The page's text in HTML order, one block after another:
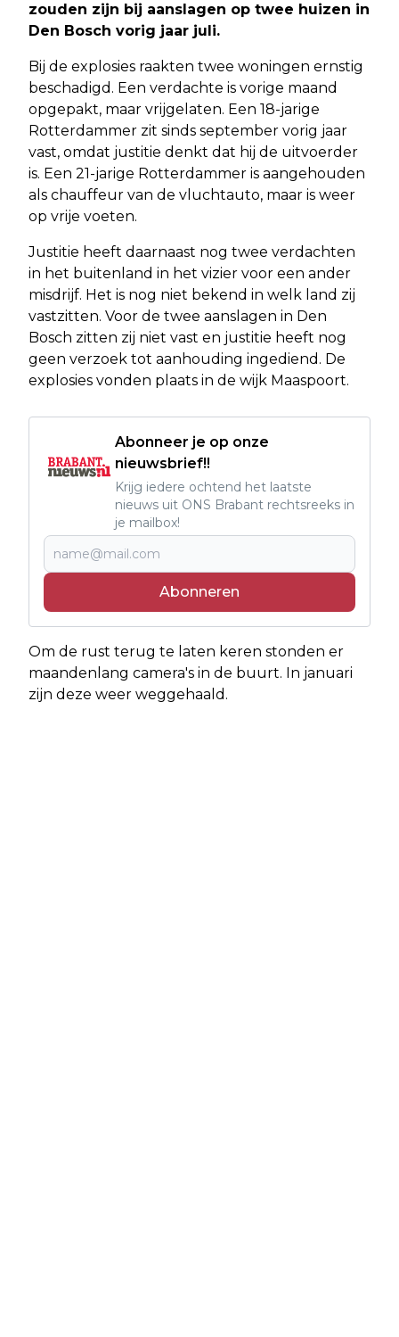
zouden zijn bij aanslagen op twee huizen in
Den Bosch vorig jaar juli.
Bij de explosies raakten twee woningen ernstig
beschadigd. Een verdachte is vorige maand
opgepakt, maar vrijgelaten. Een 18-jarige
Rotterdammer zit sinds september vorig jaar
vast, omdat justitie denkt dat hij de uitvoerder
is. Een 21-jarige Rotterdammer is aangehouden
als chauffeur van de vluchtauto, maar is weer
op vrije voeten.
Justitie heeft daarnaast nog twee verdachten
in het buitenland in het vizier voor een ander
misdrijf. Het is nog niet bekend in welk land zij
vastzitten. Voor de twee aanslagen in Den
Bosch zitten zij niet vast en justitie heeft nog
geen verzoek tot aanhouding ingediend. De
explosies vonden plaats in de wijk Maaspoort.
Abonneer je op onze
nieuwsbrief!!
Krijg iedere ochtend het laatste
nieuws uit ONS Brabant rechtsreeks in
je mailbox!
Abonneren
Om de rust terug te laten keren stonden er
maandenlang camera's in de buurt. In januari
zijn deze weer weggehaald.